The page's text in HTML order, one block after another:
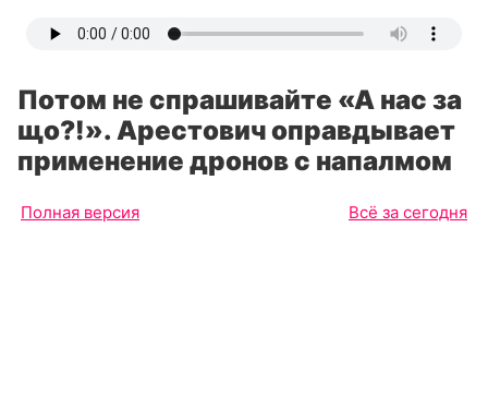
Потом не спрашивайте «А нас за
що?!». Арестович оправдывает
применение дронов с напалмом
Полная версия Всё за сегодня